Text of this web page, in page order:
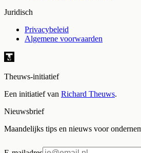
Juridisch
Privacybeleid
Algemene voorwaarden
Theuws-initiatief
Een initiatief van Richard Theuws.
Nieuwsbrief
Maandelijks tips en nieuws voor